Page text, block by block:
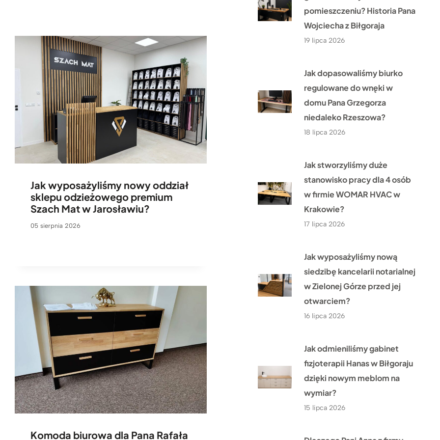
Jak wyposażyliśmy nowy oddział
sklepu odzieżowego premium
Szach Mat w Jarosławiu?
05 sierpnia 2026
Komoda biurowa dla Pana Rafała
pomieszczeniu? Historia Pana
Wojciecha z Biłgoraja
19 lipca 2026
Jak dopasowaliśmy biurko
regulowane do wnęki w
domu Pana Grzegorza
niedaleko Rzeszowa?
18 lipca 2026
Jak stworzyliśmy duże
stanowisko pracy dla 4 osób
w firmie WOMAR HVAC w
Krakowie?
17 lipca 2026
Jak wyposażyliśmy nową
siedzibę kancelarii notarialnej
w Zielonej Górze przed jej
otwarciem?
16 lipca 2026
Jak odmieniliśmy gabinet
fizjoterapii Hanas w Biłgoraju
dzięki nowym meblom na
wymiar?
15 lipca 2026